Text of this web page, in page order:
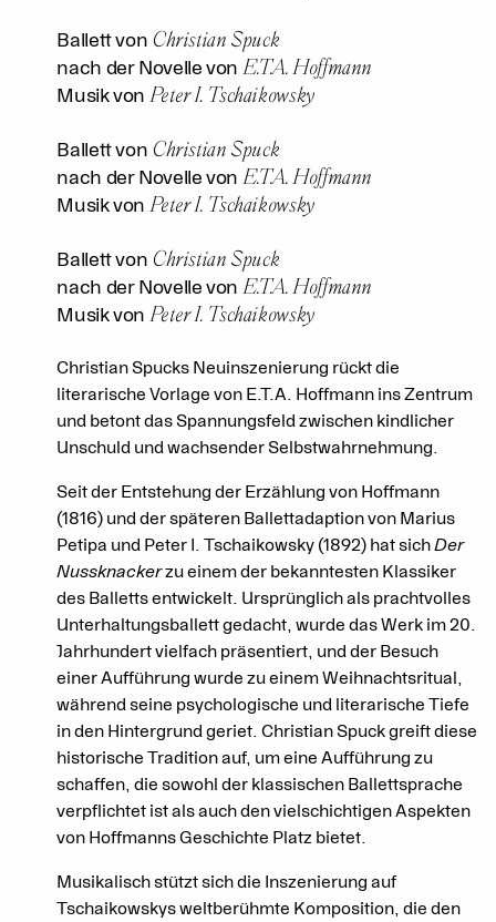
Ballett von Christian Spuck
nach der Novelle von E.T.A. Hoffmann
Musik von Peter I. Tschaikowsky
Ballett von Christian Spuck
nach der Novelle von E.T.A. Hoffmann
Musik von Peter I. Tschaikowsky
Ballett von Christian Spuck
nach der Novelle von E.T.A. Hoffmann
Musik von Peter I. Tschaikowsky
Christian Spucks Neuinszenierung rückt die
literarische Vorlage von E.T.A. Hoffmann ins Zentrum
und betont das Spannungsfeld zwischen kindlicher
Unschuld und wachsender Selbstwahrnehmung.
Seit der Entstehung der Erzählung von Hoffmann
(1816) und der späteren Ballettadaption von Marius
Petipa und Peter I. Tschaikowsky (1892) hat sichDer
Nussknackerzu einem der bekanntesten Klassiker
des Balletts entwickelt. Ursprünglich als prachtvolles
Unterhaltungsballett gedacht, wurde das Werk im 20.
Jahrhundert vielfach präsentiert, und der Besuch
einer Aufführung wurde zu einem Weihnachtsritual,
während seine psychologische und literarische Tiefe
in den Hintergrund geriet. Christian Spuck greift diese
historische Tradition auf, um eine Aufführung zu
schaffen, die sowohl der klassischen Ballettsprache
verpflichtet ist als auch den vielschichtigen Aspekten
von Hoffmanns Geschichte Platz bietet.
Musikalisch stützt sich die Inszenierung auf
Tschaikowskys weltberühmte Komposition, die den